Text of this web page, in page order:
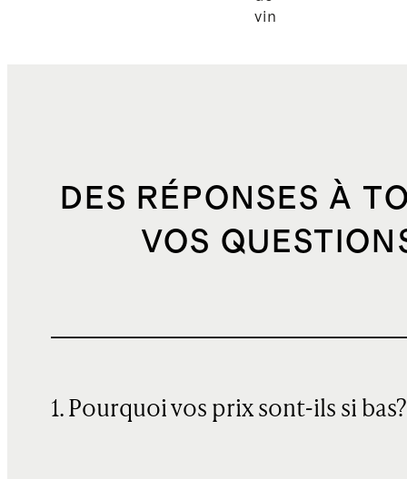
vin
DES RÉPONSES À
VOS
1. Pourquoi vos prix sont-ils si bas?